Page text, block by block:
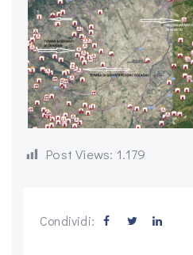
Post Views: 1.179
Condividi: